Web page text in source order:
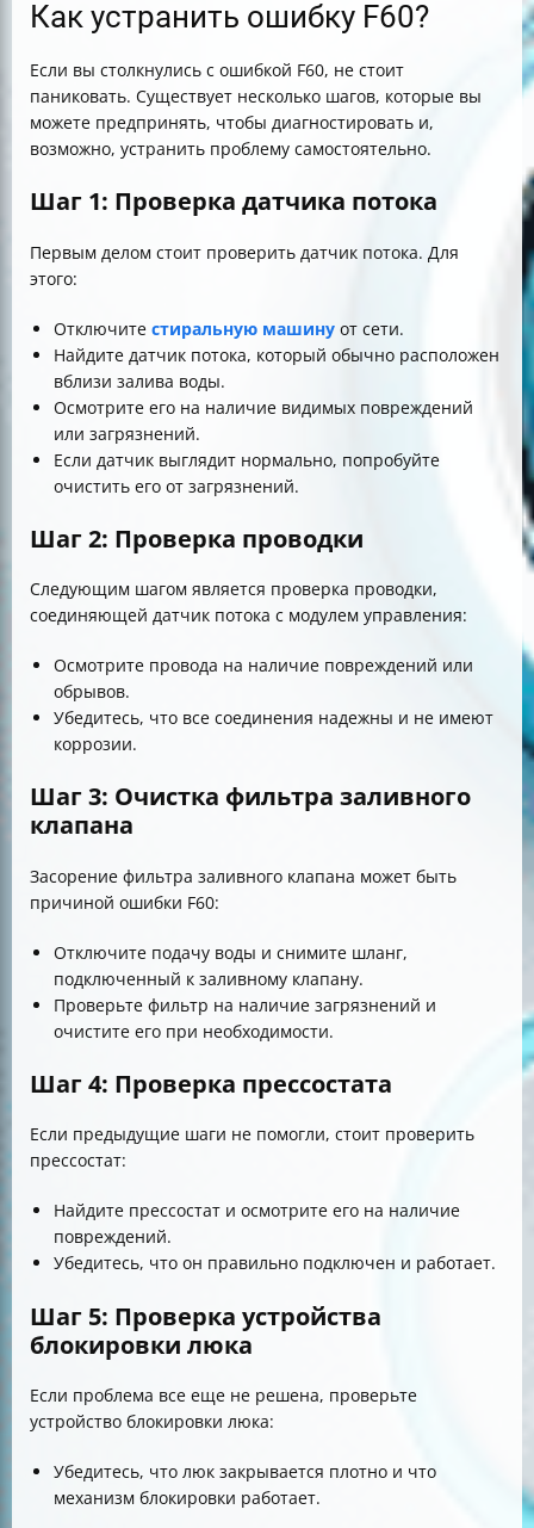
Как устранить ошибку F60?
Если вы столкнулись с ошибкой F60, не стоит
паниковать. Существует несколько шагов, которые вы
можете предпринять, чтобы диагностировать и,
возможно, устранить проблему самостоятельно.
Шаг 1: Проверка датчика потока
Первым делом стоит проверить датчик потока. Для
этого:
Отключите стиральную машину от сети.
Найдите датчик потока, который обычно расположен
вблизи залива воды.
Осмотрите его на наличие видимых повреждений
или загрязнений.
Если датчик выглядит нормально, попробуйте
очистить его от загрязнений.
Шаг 2: Проверка проводки
Следующим шагом является проверка проводки,
соединяющей датчик потока с модулем управления:
Осмотрите провода на наличие повреждений или
обрывов.
Убедитесь, что все соединения надежны и не имеют
коррозии.
Шаг 3: Очистка фильтра заливного
клапана
Засорение фильтра заливного клапана может быть
причиной ошибки F60:
Отключите подачу воды и снимите шланг,
подключенный к заливному клапану.
Проверьте фильтр на наличие загрязнений и
очистите его при необходимости.
Шаг 4: Проверка прессостата
Если предыдущие шаги не помогли, стоит проверить
прессостат:
Найдите прессостат и осмотрите его на наличие
повреждений.
Убедитесь, что он правильно подключен и работает.
Шаг 5: Проверка устройства
блокировки люка
Если проблема все еще не решена, проверьте
устройство блокировки люка:
Убедитесь, что люк закрывается плотно и что
механизм блокировки работает.